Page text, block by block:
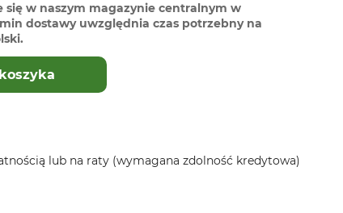
się w naszym magazynie centralnym w
dostawy uwzględnia czas potrzebny na
lub na raty (wymagana zdolność kredytowa)